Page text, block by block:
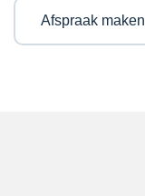
Afspraak maken